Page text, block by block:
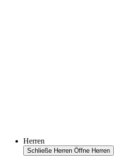
Herren
Schließe Herren Öffne Herren